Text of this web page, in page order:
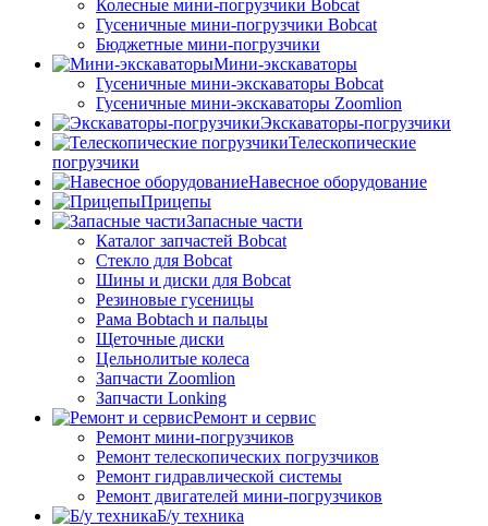
Колесные мини-погрузчики Bobcat
Гусеничные мини-погрузчики Bobcat
Бюджетные мини-погрузчики
Мини-экскаваторы
Гусеничные мини-экскаваторы Bobcat
Гусеничные мини-экскаваторы Zoomlion
Экскаваторы-погрузчики
Телескопические
погрузчики
Навесное оборудование
Прицепы
Запасные части
Каталог запчастей Bobcat
Стекло для Bobcat
Шины и диски для Bobcat
Резиновые гусеницы
Рама Bobtach и пальцы
Щеточные диски
Цельнолитые колеса
Запчасти Zoomlion
Запчасти Lonking
Ремонт и сервис
Ремонт мини-погрузчиков
Ремонт телескопических погрузчиков
Ремонт гидравлической системы
Ремонт двигателей мини-погрузчиков
Б/у техника